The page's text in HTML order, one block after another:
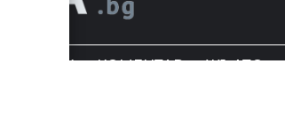
НОВИНИ КОМЕНТАР ЖЪЛТО